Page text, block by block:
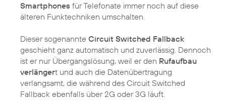
Smartphones für Telefonate immer noch auf diese
älteren Funktechniken umschalten.
Dieser sogenannte Circuit Switched Fallback
geschieht ganz automatisch und zuverlässig. Dennoch
ist er nur Übergangslösung, weil er den Rufaufbau
verlängert und auch die Datenübertragung
verlangsamt, die während des Circuit Switched
Fallback ebenfalls über 2G oder 3G läuft.